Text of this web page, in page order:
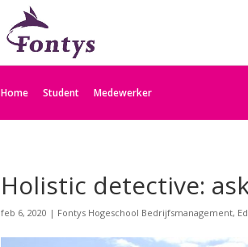
Home Student Medewerker
Holistic detective:
feb 6, 2020 | Fontys Hogeschool Bedrijfsmanagement,